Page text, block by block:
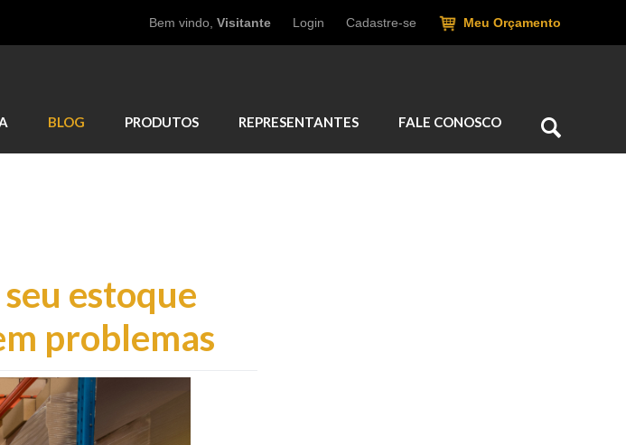
Bem vindo, Visitante Login Cadastre-se Meu Orçamento
BLOG PRODUTOS REPRESENTANTES FALE CONOSCO
estoque
problemas